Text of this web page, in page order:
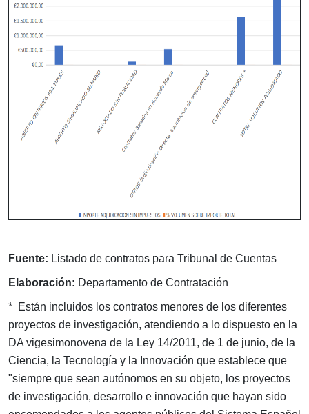
Fuente: Listado de contratos para Tribunal de Cuentas
Elaboración: Departamento de Contratación
* Están incluidos los contratos menores de los diferentes
proyectos de investigación, atendiendo a lo dispuesto en la
DA vigesimonovena de la Ley 14/2011, de 1 de junio, de la
Ciencia, la Tecnología y la Innovación que establece que
"siempre que sean autónomos en su objeto, los proyectos
de investigación, desarrollo e innovación que hayan sido